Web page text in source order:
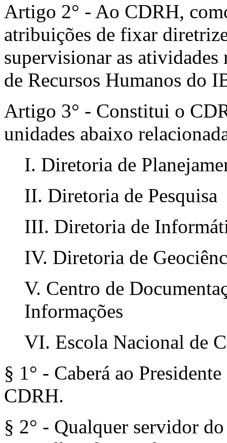
Artigo 2° - Ao CDRH,
atribuições de fixar
supervisionar as
de Recursos Humanos do
Artigo 3° - Constitui o
unidades abaixo
I. Diretoria de
II. Diretoria de Pesquisa
III. Diretoria de
IV. Diretoria de
V. Centro de
Informações
VI. Escola Nacional de
§ 1° - Caberá ao
CDRH.
§ 2° - Qualquer servidor